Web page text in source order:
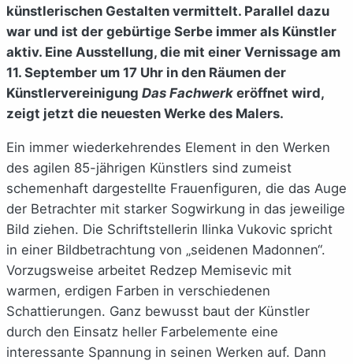
künstlerischen Gestalten vermittelt. Parallel dazu
war und ist der gebürtige Serbe immer als Künstler
aktiv. Eine Ausstellung, die mit einer Vernissage am
11. September um 17 Uhr in den Räumen der
Künstlervereinigung Das Fachwerk eröffnet wird,
zeigt jetzt die neuesten Werke des Malers.
Ein immer wiederkehrendes Element in den Werken
des agilen 85-jährigen Künstlers sind zumeist
schemenhaft dargestellte Frauenfiguren, die das Auge
der Betrachter mit starker Sogwirkung in das jeweilige
Bild ziehen. Die Schriftstellerin Ilinka Vukovic spricht
in einer Bildbetrachtung von „seidenen Madonnen“.
Vorzugsweise arbeitet Redzep Memisevic mit
warmen, erdigen Farben in verschiedenen
Schattierungen. Ganz bewusst baut der Künstler
durch den Einsatz heller Farbelemente eine
interessante Spannung in seinen Werken auf. Dann